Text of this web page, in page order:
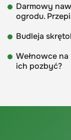
Darmowy
ogrodu.
Budleja
Wełnowce
ich pozbyć?